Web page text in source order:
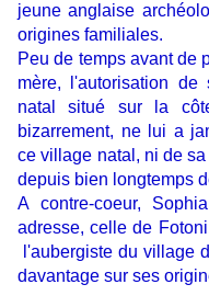
jeune anglaise
origines familiales.
Peu de temps avant de
mère, l'autorisation
natal situé sur la
bizarrement, ne lui a
ce village natal, ni de
depuis bien longtemps
A contre-coeur,
adresse, celle de
l'aubergiste du village
davantage sur ses